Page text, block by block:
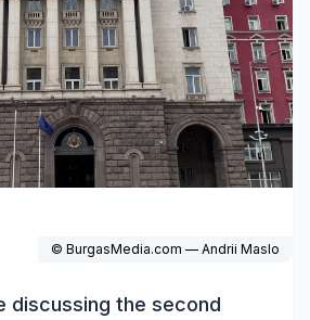
© BurgasMedia.com — Andrii Maslo
discussing the second